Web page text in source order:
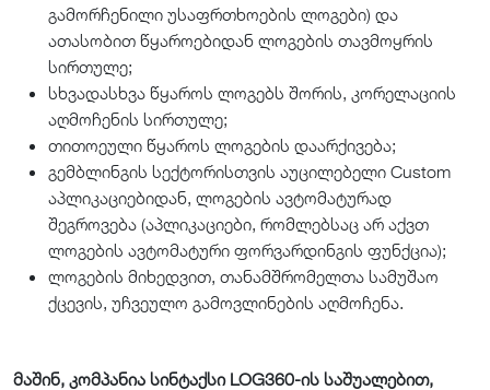
გამორჩენილი უსაფრთხოების ლოგები) და
ათასობით წყაროებიდან ლოგების თავმოყრის
სირთულე;
სხვადასხვა წყაროს ლოგებს შორის, კორელაციის
აღმოჩენის სირთულე;
თითოეული წყაროს ლოგების დაარქივება;
გემბლინგის სექტორისთვის აუცილებელი Custom
აპლიკაციებიდან, ლოგების ავტომატურად
შეგროვება (აპლიკაციები, რომლებსაც არ აქვთ
ლოგების ავტომატური ფორვარდინგის ფუნქცია);
ლოგების მიხედვით, თანამშრომელთა სამუშაო
ქცევის, უჩვეულო გამოვლინების აღმოჩენა.
მაშინ, კომპანია სინტაქსი LOG360-ის საშუალებით,